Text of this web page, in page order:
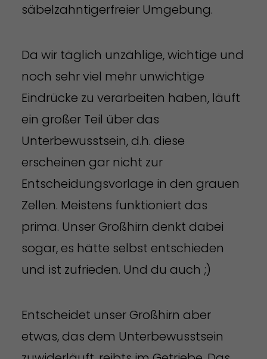
säbelzahntigerfreier Umgebung.
Da wir täglich unzählige, wichtige und
noch sehr viel mehr unwichtige
Eindrücke zu verarbeiten haben, läuft
ein großer Teil über das
Unterbewusstsein, d.h. diese
erscheinen gar nicht zur
Entscheidungsvorlage in den grauen
Zellen. Meistens funktioniert das
prima. Unser Großhirn denkt dabei
sogar, es hätte selbst entschieden
und ist zufrieden. Und du auch ;)
Entscheidet unser Großhirn aber
etwas, das dem Unterbewusstsein